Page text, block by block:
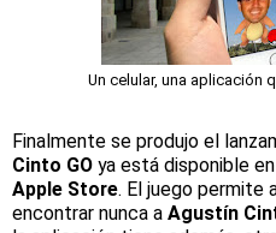
Un celular, una aplicación
Finalmente se produjo el
Cinto GO ya está disponible
Apple Store. El juego permite
encontrar nunca a Agustín